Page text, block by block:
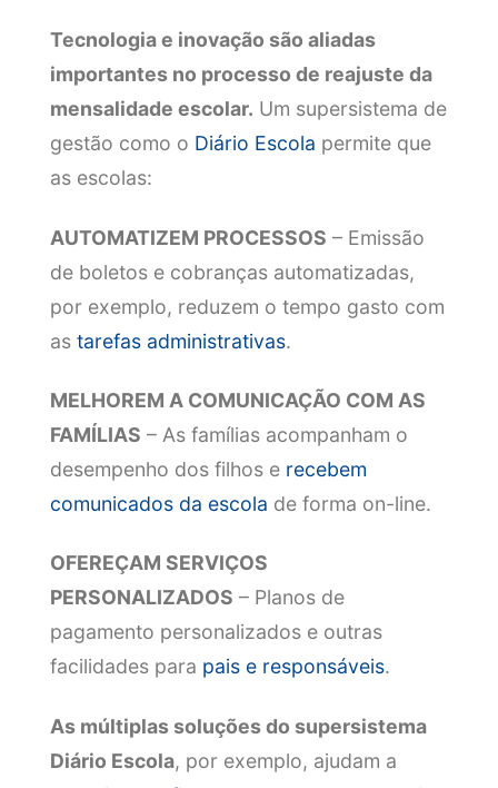
Tecnologia e inovação são aliadas
importantes no processo de reajuste da
mensalidade escolar. Um supersistema de
gestão como o Diário Escola permite que
as escolas:
AUTOMATIZEM PROCESSOS – Emissão
de boletos e cobranças automatizadas,
por exemplo, reduzem o tempo gasto com
as tarefas administrativas.
MELHOREM A COMUNICAÇÃO COM AS
FAMÍLIAS – As famílias acompanham o
desempenho dos filhos e recebem
comunicados da escola de forma on-line.
OFEREÇAM SERVIÇOS
PERSONALIZADOS – Planos de
pagamento personalizados e outras
facilidades para pais e responsáveis.
As múltiplas soluções do supersistema
Diário Escola, por exemplo, ajudam a